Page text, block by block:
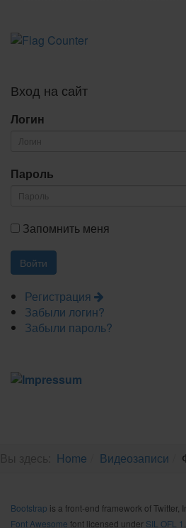
Вход на сайт
Логин
Пароль
Запомнить меня
Регистрация
Забыли логин?
Забыли пароль?
Home Видеозаписи
Bootstrap is a front-end framework of Twitter,
Font Awesome font licensed under SIL OFL